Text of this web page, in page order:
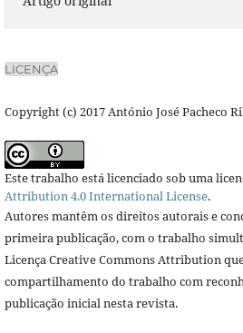
LICENÇA
Copyright (c) 2017 António José Pacheco
Este trabalho está licenciado sob uma
Attribution 4.0 International License.
Autores mantêm os direitos autorais e
primeira publicação, com o trabalho
Licença Creative Commons Attribution
compartilhamento do trabalho com
publicação inicial nesta revista.